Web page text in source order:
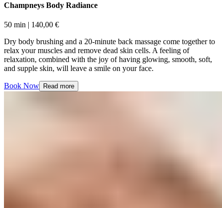
Champneys Body Radiance​​​​‌ ‍ ​‍​‍‌‍ ‌ ​‍‌‍‍‌‌‍‌ ‌‍‍‌‌‍ ‍​‍​‍​ ‍‍​‍​‍‌ ​ ‌‍​‌‌‍ ‍‌‍‍‌‌ ‌​‌ ‍‌​‍ ‍‌‍‍‌‌‍ ​‍​‍​‍ ​​‍​‍‌‍‍​‌ ​‍‌‍‌‌‌‍‌‍​‍​‍​ ‍‍​‍​‍‌‍‍​‌ ‌​‌ ‌​‌ ​​‌ ​ ​ ‍‍​‍ ​‍ ‌‍ ​​‍ ‌‌‍​‌‌‍ ‍‌‍‌​​‍ ‌‌ ​‍​‍ ‌‌‍‍​‌‍ ‌ ‌​‌‍‌‌‌‍ ​‌ ​ ​‍ ‌‌ ​ ‌ ‌​‌ ‌‌‌‍‌​‌‍‍‌‌‍ ​‍ ‍‌ ‌‍‌‍‌‌‌ ​‍‌‍​ ‌‍‌‌‌‍ ​​‍ ‍‌‍​‌‌ ​​‌ ​​​‍ ‌‍‍‌‌‍ ‍‌ ‌​‌‍‌‌‌‍ ‍‌ ‌​​‍ ‌‍‌‌‌‍‌​‌‍‍‌‌ ‌​​‍ ‌‍ ‌‌‍ ‌‍‌​‌‍‌‌​ ‌‌ ​​‌ ​‍‌‍‌‌‌ ​ ‌‍‌‌‌‍ ‍‌ ‌​‌‍​‌‌ ‌​‌‍‍‌‌‍ ‌‍ ‍​ ‍ ‌‍‍‌‌‍‌​​ ‌​ ‌‍​ ‌​‌‍​ ​ ‍‌‌‍‌​‌‍‌‍‌‍​‍‌‍​‌​‍ ‌‌‍​‍​ ​‌​ ​‍​ ‍‌​‍ ‌​ ‌​​ ‌‍‌‍‌​​ ‌‍​‍ ‌​ ‍‌‌‍‌‍​ ​‍‌‍‌‍​‍ ‌​ ‌​​ ‍‌‌‍‌‌​ ‌‌‌‍‌‍​ ​‍​ ​‍‌‍​ ​ ​‍​ ​​​ ‌​​ ‌ ​ ‍ ‌ ‌​‌ ‍‌‌ ​​‌‍‌‌​ ‌‌‍‍​‌‍ ‌ ‌​‌‍‌‌‌‍ ​‌‌‌​‌ ​‍‌‍‌‌‌‍​‌‌ ‌​‌‍ ‌‌‍‌‌‌‍ ‍‌ ‌​​ ‍ ‌ ​​‌‍​‌‌ ‌​‌‍‍​​ ‌‌ ‌​‌‍‍‌‌ ‌​‌‍ ​‌‍‌‌​ ‌‍​‍‌‍​‌‌ ​ ‌‍‌‌‌‌‌‌‌ ​‍‌‍ ​​ ‌‌‍‍​‌ ‌​‌ ‌​‌ ​​‌ ​ ​‍‌‌​ ​ ‌​​‌​‍‌‌​ ​‍‌​‌‍​‍‌‌​ ​‍‌​‌‍‌‍ ​​‍ ‌‌‍​‌‌‍ ‍‌‍‌​​‍ ‌‌ ​‍​‍ ‌‌‍‍​‌‍ ‌ ‌​‌‍‌‌‌‍ ​‌ ​ ​‍ ‌‌ ​ ‌ ‌​‌ ‌‌‌‍‌​‌‍‍‌‌‍ ​‍ ‍‌ ‌‍‌‍‌‌‌ ​‍‌‍​ ‌‍‌‌‌‍ ​​‍ ‍‌‍​‌‌ ​​‌ ​​​‍‌‍‌‍‍‌‌‍‌​​ ‌​ ‌‍​ ‌​‌‍​ ​ ‍‌‌‍‌​‌‍‌‍‌‍​‍‌‍​‌​‍ ‌‌‍​‍​ ​‌​ ​‍​ ‍‌​‍ ‌​ ‌​​ ‌‍‌‍‌​​ ‌‍​‍ ‌​ ‍‌‌‍‌‍​ ​‍‌‍‌‍​‍ ‌​ ‌​​ ‍‌‌‍‌‌​ ‌‌‌‍‌‍​ ​‍​ ​‍‌‍​ ​ ​‍​ ​​​ ‌​​ ‌ ​‍‌‍‌ ‌​‌ ‍‌‌ ​​‌‍‌‌​ ‌‌‍‍​‌‍ ‌ ‌​‌‍‌‌‌‍ ​‌‌‌​‌ ​‍‌‍‌‌‌‍​‌‌ ‌​‌‍ ‌‌‍‌‌‌‍ ‍‌ ‌​​‍‌‍‌ ​​‌‍​‌‌ ‌​‌‍‍​​ ‌‌ ‌​‌‍‍‌‌ ‌​‌‍ ​‌‍‌‌​‍‌‍‌ ​​‌‍‌‌‌ ​‍‌ ​ ‌ ​​‌‍‌‌‌‍​ ‌ ‌​‌‍‍‌‌ ‌‍‌‍‌‌​ ‌‌ ​​‌ ‌‌‌‍​‍‌‍ ​‌‍‍‌‌ ​ ‌‍‍​‌‍‌‌‌‍‌​​‍​‍‌ ‌
50 min​​​​‌ ‍ ​‍​‍‌‍ ‌ ​‍‌‍‍‌‌‍‌ ‌‍‍‌‌‍ ‍​‍​‍​ ‍‍​‍​‍‌ ​ ‌‍​‌‌‍ ‍‌‍‍‌‌ ‌​‌ ‍‌​‍ ‍‌‍‍‌‌‍ ​‍​‍​‍ ​​‍​‍‌‍‍​‌ ​‍‌‍‌‌‌‍‌‍​‍​‍​ ‍‍​‍​‍‌‍‍​‌ ‌​‌ ‌​‌ ​​‌ ​ ​ ‍‍​‍ ​‍ ‌‍ ​​‍ ‌‌‍​‌‌‍ ‍‌‍‌​​‍ ‌‌ ​‍​‍ ‌‌‍‍​‌‍ ‌ ‌​‌‍‌‌‌‍ ​‌ ​ ​‍ ‌‌ ​ ‌ ‌​‌ ‌‌‌‍‌​‌‍‍‌‌‍ ​‍ ‍‌ ‌‍‌‍‌‌‌ ​‍‌‍​ ‌‍‌‌‌‍ ​​‍ ‍‌‍​‌‌ ​​‌ ​​​‍ ‌‍‍‌‌‍ ‍‌ ‌​‌‍‌‌‌‍ ‍‌ ‌​​‍ ‌‍‌‌‌‍‌​‌‍‍‌‌ ‌​​‍ ‌‍ ‌‌‍ ‌‍‌​‌‍‌‌​ ‌‌ ​​‌ ​‍‌‍‌‌‌ ​ ‌‍‌‌‌‍ ‍‌ ‌​‌‍​‌‌ ‌​‌‍‍‌‌‍ ‌‍ ‍​ ‍ ‌‍‍‌‌‍‌​​ ‌​ ‌‍​ ‌​‌‍​ ​ ‍‌‌‍‌​‌‍‌‍‌‍​‍‌‍​‌​‍ ‌‌‍​‍​ ​‌​ ​‍​ ‍‌​‍ ‌​ ‌​​ ‌‍‌‍‌​​ ‌‍​‍ ‌​ ‍‌‌‍‌‍​ ​‍‌‍‌‍​‍ ‌​ ‌​​ ‍‌‌‍‌‌​ ‌‌‌‍‌‍​ ​‍​ ​‍‌‍​ ​ ​‍​ ​​​ ‌​​ ‌ ​ ‍ ‌ ‌​‌ ‍‌‌ ​​‌‍‌‌​ ‌‌‍‍​‌‍ ‌ ‌​‌‍‌‌‌‍ ​‌‌‌​‌ ​‍‌‍‌‌‌‍​‌‌ ‌​‌‍ ‌‌‍‌‌‌‍ ‍‌ ‌​​ ‍ ‌ ​​‌‍​‌‌ ‌​‌‍‍​​ ‌‌ ‌​‌‍‍‌‌‍ ‌‌‍‌‌​ ‌‍​‍‌‍​‌‌ ​ ‌‍‌‌‌‌‌‌‌ ​‍‌‍ ​​ ‌‌‍‍​‌ ‌​‌ ‌​‌ ​​‌ ​ ​‍‌‌​ ​ ‌​​‌​‍‌‌​ ​‍‌​‌‍​‍‌‌​ ​‍‌​‌‍‌‍ ​​‍ ‌‌‍​‌‌‍ ‍‌‍‌​​‍ ‌‌ ​‍​‍ ‌‌‍‍​‌‍ ‌ ‌​‌‍‌‌‌‍ ​‌ ​ ​‍ ‌‌ ​ ‌ ‌​‌ ‌‌‌‍‌​‌‍‍‌‌‍ ​‍ ‍‌ ‌‍‌‍‌‌‌ ​‍‌‍​ ‌‍‌‌‌‍ ​​‍ ‍‌‍​‌‌ ​​‌ ​​​‍‌‍‌‍‍‌‌‍‌​​ ‌​ ‌‍​ ‌​‌‍​ ​ ‍‌‌‍‌​‌‍‌‍‌‍​‍‌‍​‌​‍ ‌‌‍​‍​ ​‌​ ​‍​ ‍‌​‍ ‌​ ‌​​ ‌‍‌‍‌​​ ‌‍​‍ ‌​ ‍‌‌‍‌‍​ ​‍‌‍‌‍​‍ ‌​ ‌​​ ‍‌‌‍‌‌​ ‌‌‌‍‌‍​ ​‍​ ​‍‌‍​ ​ ​‍​ ​​​ ‌​​ ‌ ​‍‌‍‌ ‌​‌ ‍‌‌ ​​‌‍‌‌​ ‌‌‍‍​‌‍ ‌ ‌​‌‍‌‌‌‍ ​‌‌‌​‌ ​‍‌‍‌‌‌‍​‌‌ ‌​‌‍ ‌‌‍‌‌‌‍ ‍‌ ‌​​‍‌‍‌ ​​‌‍​‌‌ ‌​‌‍‍​​ ‌‌ ‌​‌‍‍‌‌‍ ‌‌‍‌‌​‍‌‍‌ ​​‌‍‌‌‌ ​‍‌ ​ ‌ ​​‌‍‌‌‌‍​ ‌ ‌​‌‍‍‌‌ ‌‍‌‍‌‌​ ‌‌ ​​‌ ‌‌‌‍​‍‌‍ ​‌‍‍‌‌ ​ ‌‍‍​‌‍‌‌‌‍‌​​‍​‍‌ ‌ | 140,00 € ​​​​‌ ‍ ​‍​‍‌‍ ‌ ​‍‌‍‍‌‌‍‌ ‌‍‍‌‌‍ ‍​‍​‍​ ‍‍​‍​‍‌ ​ ‌‍​‌‌‍ ‍‌‍‍‌‌ ‌​‌ ‍‌​‍ ‍‌‍‍‌‌‍ ​‍​‍​‍ ​​‍​‍‌‍‍​‌ ​‍‌‍‌‌‌‍‌‍​‍​‍​ ‍‍​‍​‍‌‍‍​‌ ‌​‌ ‌​‌ ​​‌ ​ ​ ‍‍​‍ ​‍ ‌‍ ​​‍ ‌‌‍​‌‌‍ ‍‌‍‌​​‍ ‌‌ ​‍​‍ ‌‌‍‍​‌‍ ‌ ‌​‌‍‌‌‌‍ ​‌ ​ ​‍ ‌‌ ​ ‌ ‌​‌ ‌‌‌‍‌​‌‍‍‌‌‍ ​‍ ‍‌ ‌‍‌‍‌‌‌ ​‍‌‍​ ‌‍‌‌‌‍ ​​‍ ‍‌‍​‌‌ ​​‌ ​​​‍ ‌‍‍‌‌‍ ‍‌ ‌​‌‍‌‌‌‍ ‍‌ ‌​​‍ ‌‍‌‌‌‍‌​‌‍‍‌‌ ‌​​‍ ‌‍ ‌‌‍ ‌‍‌​‌‍‌‌​ ‌‌ ​​‌ ​‍‌‍‌‌‌ ​ ‌‍‌‌‌‍ ‍‌ ‌​‌‍​‌‌ ‌​‌‍‍‌‌‍ ‌‍ ‍​ ‍ ‌‍‍‌‌‍‌​​ ‌​ ‌‍​ ‌​‌‍​ ​ ‍‌‌‍‌​‌‍‌‍‌‍​‍‌‍​‌​‍ ‌‌‍​‍​ ​‌​ ​‍​ ‍‌​‍ ‌​ ‌​​ ‌‍‌‍‌​​ ‌‍​‍ ‌​ ‍‌‌‍‌‍​ ​‍‌‍‌‍​‍ ‌​ ‌​​ ‍‌‌‍‌‌​ ‌‌‌‍‌‍​ ​‍​ ​‍‌‍​ ​ ​‍​ ​​​ ‌​​ ‌ ​ ‍ ‌ ‌​‌ ‍‌‌ ​​‌‍‌‌​ ‌‌‍‍​‌‍ ‌ ‌​‌‍‌‌‌‍ ​‌‌‌​‌ ​‍‌‍‌‌‌‍​‌‌ ‌​‌‍ ‌‌‍‌‌‌‍ ‍‌ ‌​​ ‍ ‌ ​​‌‍​‌‌ ‌​‌‍‍​​ ‌‌ ​​‌ ​‍‌‍‍‌‌‍​ ‌‍‌‌​ ‌‍​‍‌‍​‌‌ ​ ‌‍‌‌‌‌‌‌‌ ​‍‌‍ ​​ ‌‌‍‍​‌ ‌​‌ ‌​‌ ​​‌ ​ ​‍‌‌​ ​ ‌​​‌​‍‌‌​ ​‍‌​‌‍​‍‌‌​ ​‍‌​‌‍‌‍ ​​‍ ‌‌‍​‌‌‍ ‍‌‍‌​​‍ ‌‌ ​‍​‍ ‌‌‍‍​‌‍ ‌ ‌​‌‍‌‌‌‍ ​‌ ​ ​‍ ‌‌ ​ ‌ ‌​‌ ‌‌‌‍‌​‌‍‍‌‌‍ ​‍ ‍‌ ‌‍‌‍‌‌‌ ​‍‌‍​ ‌‍‌‌‌‍ ​​‍ ‍‌‍​‌‌ ​​‌ ​​​‍‌‍‌‍‍‌‌‍‌​​ ‌​ ‌‍​ ‌​‌‍​ ​ ‍‌‌‍‌​‌‍‌‍‌‍​‍‌‍​‌​‍ ‌‌‍​‍​ ​‌​ ​‍​ ‍‌​‍ ‌​ ‌​​ ‌‍‌‍‌​​ ‌‍​‍ ‌​ ‍‌‌‍‌‍​ ​‍‌‍‌‍​‍ ‌​ ‌​​ ‍‌‌‍‌‌​ ‌‌‌‍‌‍​ ​‍​ ​‍‌‍​ ​ ​‍​ ​​​ ‌​​ ‌ ​‍‌‍‌ ‌​‌ ‍‌‌ ​​‌‍‌‌​ ‌‌‍‍​‌‍ ‌ ‌​‌‍‌‌‌‍ ​‌‌‌​‌ ​‍‌‍‌‌‌‍​‌‌ ‌​‌‍ ‌‌‍‌‌‌‍ ‍‌ ‌​​‍‌‍‌ ​​‌‍​‌‌ ‌​‌‍‍​​ ‌‌ ​​‌ ​‍‌‍‍‌‌‍​ ‌‍‌‌​‍‌‍‌ ​​‌‍‌‌‌ ​‍‌ ​ ‌ ​​‌‍‌‌‌‍​ ‌ ‌​‌‍‍‌‌ ‌‍‌‍‌‌​ ‌‌ ​​‌ ‌‌‌‍​‍‌‍ ​‌‍‍‌‌ ​ ‌‍‍​‌‍‌‌‌‍‌​​‍​‍‌ ‌
Dry body brushing and a 20-minute back massage come together to
relax your muscles and remove dead skin cells. A feeling of
relaxation, combined with the joy of having glowing, smooth, soft,
and supple skin, will leave a smile on your face. ​​​​‌ ‍ ​‍​‍‌‍ ‌ ​‍‌‍‍‌‌‍‌ ‌‍‍‌‌‍ ‍​‍​‍​ ‍‍​‍​‍‌ ​ ‌‍​‌‌‍ ‍‌‍‍‌‌ ‌​‌ ‍‌​‍ ‍‌‍‍‌‌‍ ​‍​‍​‍ ​​‍​‍‌‍‍​‌ ​‍‌‍‌‌‌‍‌‍​‍​‍​ ‍‍​‍​‍‌‍‍​‌ ‌​‌ ‌​‌ ​​‌ ​ ​ ‍‍​‍ ​‍ ‌‍ ​​‍ ‌‌‍​‌‌‍ ‍‌‍‌​​‍ ‌‌ ​‍​‍ ‌‌‍‍​‌‍ ‌ ‌​‌‍‌‌‌‍ ​‌ ​ ​‍ ‌‌ ​ ‌ ‌​‌ ‌‌‌‍‌​‌‍‍‌‌‍ ​‍ ‍‌ ‌‍‌‍‌‌‌ ​‍‌‍​ ‌‍‌‌‌‍ ​​‍ ‍‌‍​‌‌ ​​‌ ​​​‍ ‌‍‍‌‌‍ ‍‌ ‌​‌‍‌‌‌‍ ‍‌ ‌​​‍ ‌‍‌‌‌‍‌​‌‍‍‌‌ ‌​​‍ ‌‍ ‌‌‍ ‌‍‌​‌‍‌‌​ ‌‌ ​​‌ ​‍‌‍‌‌‌ ​ ‌‍‌‌‌‍ ‍‌ ‌​‌‍​‌‌ ‌​‌‍‍‌‌‍ ‌‍ ‍​ ‍ ‌‍‍‌‌‍‌​​ ‌​ ‌‍​ ‌​‌‍​ ​ ‍‌‌‍‌​‌‍‌‍‌‍​‍‌‍​‌​‍ ‌‌‍​‍​ ​‌​ ​‍​ ‍‌​‍ ‌​ ‌​​ ‌‍‌‍‌​​ ‌‍​‍ ‌​ ‍‌‌‍‌‍​ ​‍‌‍‌‍​‍ ‌​ ‌​​ ‍‌‌‍‌‌​ ‌‌‌‍‌‍​ ​‍​ ​‍‌‍​ ​ ​‍​ ​​​ ‌​​ ‌ ​ ‍ ‌ ‌​‌ ‍‌‌ ​​‌‍‌‌​ ‌‌‍‍​‌‍ ‌ ‌​‌‍‌‌‌‍ ​‌‌‌​‌ ​‍‌‍‌‌‌‍​‌‌ ‌​‌‍ ‌‌‍‌‌‌‍ ‍‌ ‌​​ ‍ ‌ ​​‌‍​‌‌ ‌​‌‍‍​​ ‌‌‍‌​‌‍‌‌‌ ​ ‌‍​ ‌ ​‍‌‍‍‌‌ ​​‌ ‌​‌‍‍‌‌‍ ‌‍ ‍​ ‌‍​‍‌‍​‌‌ ​ ‌‍‌‌‌‌‌‌‌ ​‍‌‍ ​​ ‌‌‍‍​‌ ‌​‌ ‌​‌ ​​‌ ​ ​‍‌‌​ ​ ‌​​‌​‍‌‌​ ​‍‌​‌‍​‍‌‌​ ​‍‌​‌‍‌‍ ​​‍ ‌‌‍​‌‌‍ ‍‌‍‌​​‍ ‌‌ ​‍​‍ ‌‌‍‍​‌‍ ‌ ‌​‌‍‌‌‌‍ ​‌ ​ ​‍ ‌‌ ​ ‌ ‌​‌ ‌‌‌‍‌​‌‍‍‌‌‍ ​‍ ‍‌ ‌‍‌‍‌‌‌ ​‍‌‍​ ‌‍‌‌‌‍ ​​‍ ‍‌‍​‌‌ ​​‌ ​​​‍‌‍‌‍‍‌‌‍‌​​ ‌​ ‌‍​ ‌​‌‍​ ​ ‍‌‌‍‌​‌‍‌‍‌‍​‍‌‍​‌​‍ ‌‌‍​‍​ ​‌​ ​‍​ ‍‌​‍ ‌​ ‌​​ ‌‍‌‍‌​​ ‌‍​‍ ‌​ ‍‌‌‍‌‍​ ​‍‌‍‌‍​‍ ‌​ ‌​​ ‍‌‌‍‌‌​ ‌‌‌‍‌‍​ ​‍​ ​‍‌‍​ ​ ​‍​ ​​​ ‌​​ ‌ ​‍‌‍‌ ‌​‌ ‍‌‌ ​​‌‍‌‌​ ‌‌‍‍​‌‍ ‌ ‌​‌‍‌‌‌‍ ​‌‌‌​‌ ​‍‌‍‌‌‌‍​‌‌ ‌​‌‍ ‌‌‍‌‌‌‍ ‍‌ ‌​​‍‌‍‌ ​​‌‍​‌‌ ‌​‌‍‍​​ ‌‌‍‌​‌‍‌‌‌ ​ ‌‍​ ‌ ​‍‌‍‍‌‌ ​​‌ ‌​‌‍‍‌‌‍ ‌‍ ‍​‍‌‍‌ ​​‌‍‌‌‌ ​‍‌ ​ ‌ ​​‌‍‌‌‌‍​ ‌ ‌​‌‍‍‌‌ ‌‍‌‍‌‌​ ‌‌ ​​‌ ‌‌‌‍​‍‌‍ ​‌‍‍‌‌ ​ ‌‍‍​‌‍‌‌‌‍‌​​‍​‍‌ ‌
Book Now​​​​‌ ‍ ​‍​‍‌‍ ‌ ​‍‌‍‍‌‌‍‌ ‌‍‍‌‌‍ ‍​‍​‍​ ‍‍​‍​‍‌ ​ ‌‍​‌‌‍ ‍‌‍‍‌‌ ‌​‌ ‍‌​‍ ‍‌‍‍‌‌‍ ​‍​‍​‍ ​​‍​‍‌‍‍​‌ ​‍‌‍‌‌‌‍‌‍​‍​‍​ ‍‍​‍​‍‌‍‍​‌ ‌​‌ ‌​‌ ​​‌ ​ ​ ‍‍​‍ ​‍ ‌‍ ​​‍ ‌‌‍​‌‌‍ ‍‌‍‌​​‍ ‌‌ ​‍​‍ ‌‌‍‍​‌‍ ‌ ‌​‌‍‌‌‌‍ ​‌ ​ ​‍ ‌‌ ​ ‌ ‌​‌ ‌‌‌‍‌​‌‍‍‌‌‍ ​‍ ‍‌ ‌‍‌‍‌‌‌ ​‍‌‍​ ‌‍‌‌‌‍ ​​‍ ‍‌‍​‌‌ ​​‌ ​​​‍ ‌‍‍‌‌‍ ‍‌ ‌​‌‍‌‌‌‍ ‍‌ ‌​​‍ ‌‍‌‌‌‍‌​‌‍‍‌‌ ‌​​‍ ‌‍ ‌‌‍ ‌‍‌​‌‍‌‌​ ‌‌ ​​‌ ​‍‌‍‌‌‌ ​ ‌‍‌‌‌‍ ‍‌ ‌​‌‍​‌‌ ‌​‌‍‍‌‌‍ ‌‍ ‍​ ‍ ‌‍‍‌‌‍‌​​ ‌​ ‌‍​ ‌​‌‍​ ​ ‍‌‌‍‌​‌‍‌‍‌‍​‍‌‍​‌​‍ ‌‌‍​‍​ ​‌​ ​‍​ ‍‌​‍ ‌​ ‌​​ ‌‍‌‍‌​​ ‌‍​‍ ‌​ ‍‌‌‍‌‍​ ​‍‌‍‌‍​‍ ‌​ ‌​​ ‍‌‌‍‌‌​ ‌‌‌‍‌‍​ ​‍​ ​‍‌‍​ ​ ​‍​ ​​​ ‌​​ ‌ ​ ‍ ‌ ‌​‌ ‍‌‌ ​​‌‍‌‌​ ‌‌‍‍​‌‍ ‌ ‌​‌‍‌‌‌‍ ​‌‌‌​‌ ​‍‌‍‌‌‌‍​‌‌ ‌​‌‍ ‌‌‍‌‌‌‍ ‍‌ ‌​​ ‍ ‌ ​​‌‍​‌‌ ‌​‌‍‍​​ ‌‌‍​ ‌ ‌​‌‍​‌​‍ ‍‌‍ ​‌‍​‌‌‍​‍‌‍‌‌‌‍ ​​ ‌‍​‍‌‍​‌‌ ​ ‌‍‌‌‌‌‌‌‌ ​‍‌‍ ​​ ‌‌‍‍​‌ ‌​‌ ‌​‌ ​​‌ ​ ​‍‌‌​ ​ ‌​​‌​‍‌‌​ ​‍‌​‌‍​‍‌‌​ ​‍‌​‌‍‌‍ ​​‍ ‌‌‍​‌‌‍ ‍‌‍‌​​‍ ‌‌ ​‍​‍ ‌‌‍‍​‌‍ ‌ ‌​‌‍‌‌‌‍ ​‌ ​ ​‍ ‌‌ ​ ‌ ‌​‌ ‌‌‌‍‌​‌‍‍‌‌‍ ​‍ ‍‌ ‌‍‌‍‌‌‌ ​‍‌‍​ ‌‍‌‌‌‍ ​​‍ ‍‌‍​‌‌ ​​‌ ​​​‍‌‍‌‍‍‌‌‍‌​​ ‌​ ‌‍​ ‌​‌‍​ ​ ‍‌‌‍‌​‌‍‌‍‌‍​‍‌‍​‌​‍ ‌‌‍​‍​ ​‌​ ​‍​ ‍‌​‍ ‌​ ‌​​ ‌‍‌‍‌​​ ‌‍​‍ ‌​ ‍‌‌‍‌‍​ ​‍‌‍‌‍​‍ ‌​ ‌​​ ‍‌‌‍‌‌​ ‌‌‌‍‌‍​ ​‍​ ​‍‌‍​ ​ ​‍​ ​​​ ‌​​ ‌ ​‍‌‍‌ ‌​‌ ‍‌‌ ​​‌‍‌‌​ ‌‌‍‍​‌‍ ‌ ‌​‌‍‌‌‌‍ ​‌‌‌​‌ ​‍‌‍‌‌‌‍​‌‌ ‌​‌‍ ‌‌‍‌‌‌‍ ‍‌ ‌​​‍‌‍‌ ​​‌‍​‌‌ ‌​‌‍‍​​ ‌‌‍​ ‌ ‌​‌‍​‌​‍ ‍‌‍ ​‌‍​‌‌‍​‍‌‍‌‌‌‍ ​​‍‌‍‌ ​​‌‍‌‌‌ ​‍‌ ​ ‌ ​​‌‍‌‌‌‍​ ‌ ‌​‌‍‍‌‌ ‌‍‌‍‌‌​ ‌‌ ​​‌ ‌‌‌‍​‍‌‍ ​‌‍‍‌‌ ​ ‌‍‍​‌‍‌‌‌‍‌​​‍​‍‌ ‌ Read more